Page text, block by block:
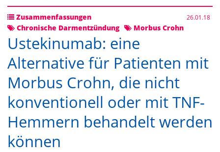
Zusammenfassungen 26.01.18
Chronische Darmentzündung Morbus Crohn
Ustekinumab: eine
Alternative für Patienten mit
Morbus Crohn, die nicht
konventionell oder mit TNF-
Hemmern behandelt werden
können